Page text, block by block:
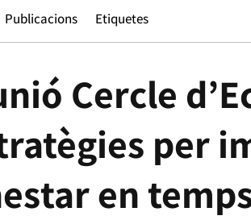
Publicacions Etiquetes
Cercle
per
en